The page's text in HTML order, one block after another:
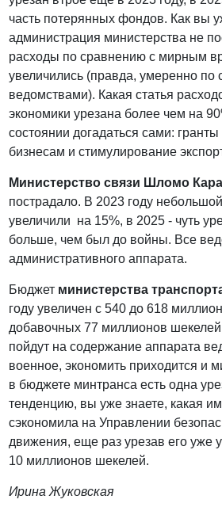
часть потерянных фондов. Как вы
администрация министерства не
расходы по сравнению с мирным
увеличились (правда, умеренно по
ведомствами). Какая статья
экономики урезана более чем на
состоянии догадаться сами:
бизнесам и стимулирование
Министерство связи Шломо
пострадало. В 2023 году
увеличили на 15%, в 2025 - чуть
больше, чем был до войны. Все
административного аппарата.
Бюджет министерства
году увеличен с 540 до 618
добавочных 77 миллионов
пойдут на содержание аппарата
военное, экономить приходится и
в бюджете минтранса есть одна
тенденцию, вы уже знаете, какая
сэкономила на Управлении
движения, еще раз урезав его уже
10 миллионов шекелей.
Ирина Жуковская